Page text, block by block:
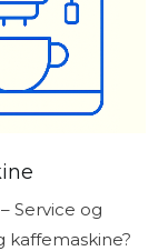
Service og
kaffemaskine?